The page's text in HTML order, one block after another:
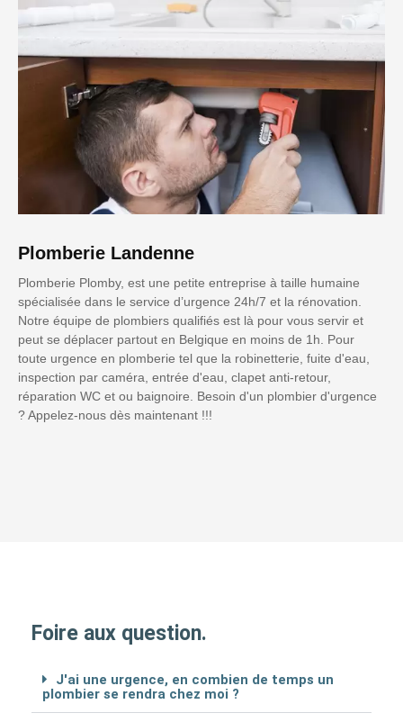
Plomberie Landenne
Plomberie Plomby, est une petite entreprise à taille humaine
spécialisée dans le service d’urgence 24h/7 et la rénovation.
Notre équipe de plombiers qualifiés est là pour vous servir et
peut se déplacer partout en Belgique en moins de 1h. Pour
toute urgence en plomberie tel que la robinetterie, fuite d'eau,
inspection par caméra, entrée d'eau, clapet anti-retour,
réparation WC et ou baignoire. Besoin d'un plombier d'urgence
? Appelez-nous dès maintenant !!!
Foire aux question.
J'ai une urgence, en combien de temps un
plombier se rendra chez moi ?